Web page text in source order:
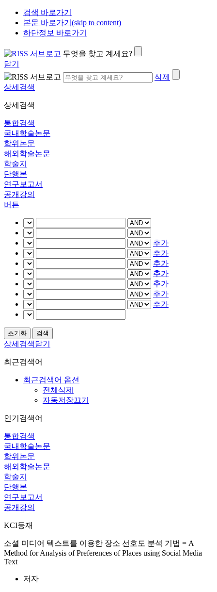
검색 바로가기
본문 바로가기(skip to content)
하단정보 바로가기
무엇을 찾고 계세요?
닫기
삭제
상세검색
상세검색
통합검색
국내학술논문
학위논문
해외학술논문
학술지
단행본
연구보고서
공개강의
버튼
추가
추가
추가
추가
추가
추가
추가
상세검색닫기
최근검색어
최근검색어 옵션
전체삭제
자동저장끄기
인기검색어
통합검색
국내학술논문
학위논문
해외학술논문
학술지
단행본
연구보고서
공개강의
KCI등재
소셜 미디어 텍스트를 이용한 장소 선호도 분석 기법 = A
Method for Analysis of Preferences of Places using Social Media
Text
저자